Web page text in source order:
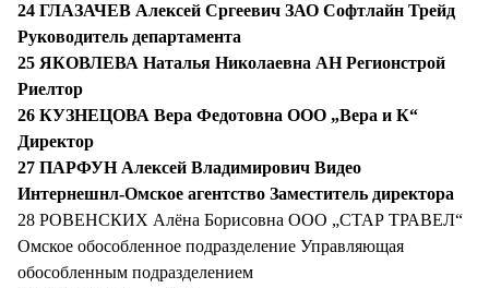
24 ГЛАЗАЧЕВ Алексей Сргеевич ЗАО Софтлайн Трейд
Руководитель департамента
25 ЯКОВЛЕВА Наталья Николаевна АН Регионстрой
Риелтор
26 КУЗНЕЦОВА Вера Федотовна ООО „Вера и К“
Директор
27 ПАРФУН Алексей Владимирович Видео
Интернешнл-Омское агентство Заместитель директора
28 РОВЕНСКИХ Алёна Борисовна ООО „СТАР ТРАВЕЛ“
Омское обособленное подразделение Управляющая
обособленным подразделением